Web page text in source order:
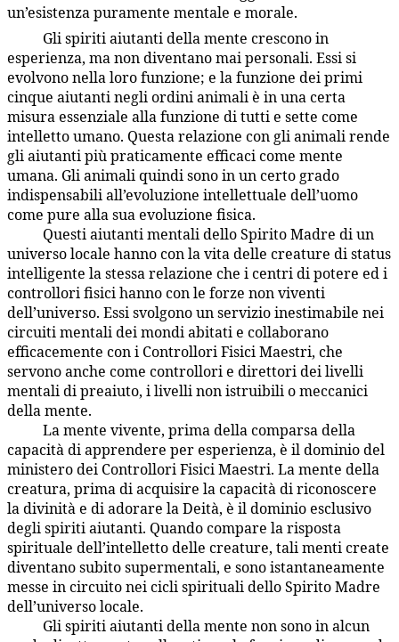
un’esistenza puramente mentale e morale.
Gli spiriti aiutanti della mente crescono in
esperienza, ma non diventano mai personali. Essi si
evolvono nella loro funzione; e la funzione dei primi
cinque aiutanti negli ordini animali è in una certa
misura essenziale alla funzione di tutti e sette come
intelletto umano. Questa relazione con gli animali rende
gli aiutanti più praticamente efficaci come mente
umana. Gli animali quindi sono in un certo grado
indispensabili all’evoluzione intellettuale dell’uomo
come pure alla sua evoluzione fisica.
Questi aiutanti mentali dello Spirito Madre di un
universo locale hanno con la vita delle creature di status
intelligente la stessa relazione che i centri di potere ed i
controllori fisici hanno con le forze non viventi
dell’universo. Essi svolgono un servizio inestimabile nei
circuiti mentali dei mondi abitati e collaborano
efficacemente con i Controllori Fisici Maestri, che
servono anche come controllori e direttori dei livelli
mentali di preaiuto, i livelli non istruibili o meccanici
della mente.
La mente vivente, prima della comparsa della
capacità di apprendere per esperienza, è il dominio del
ministero dei Controllori Fisici Maestri. La mente della
creatura, prima di acquisire la capacità di riconoscere
la divinità e di adorare la Deità, è il dominio esclusivo
degli spiriti aiutanti. Quando compare la risposta
spirituale dell’intelletto delle creature, tali menti create
diventano subito supermentali, e sono istantaneamente
messe in circuito nei cicli spirituali dello Spirito Madre
dell’universo locale.
Gli spiriti aiutanti della mente non sono in alcun